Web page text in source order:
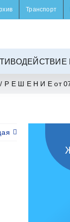
Транспорт
/ Р Е Ш Е Н И Е от